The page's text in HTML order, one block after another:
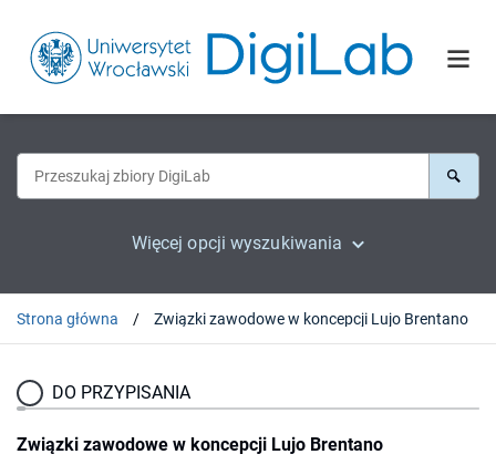
Więcej opcji wyszukiwania
Strona główna Związki zawodowe w koncepcji Lujo Brentano
DO PRZYPISANIA
Związki zawodowe w koncepcji Lujo Brentano